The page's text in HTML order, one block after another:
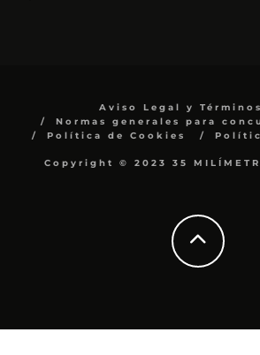
Aviso Legal y
Normas generales para
Política de Cookies
Copyright © 2023 35